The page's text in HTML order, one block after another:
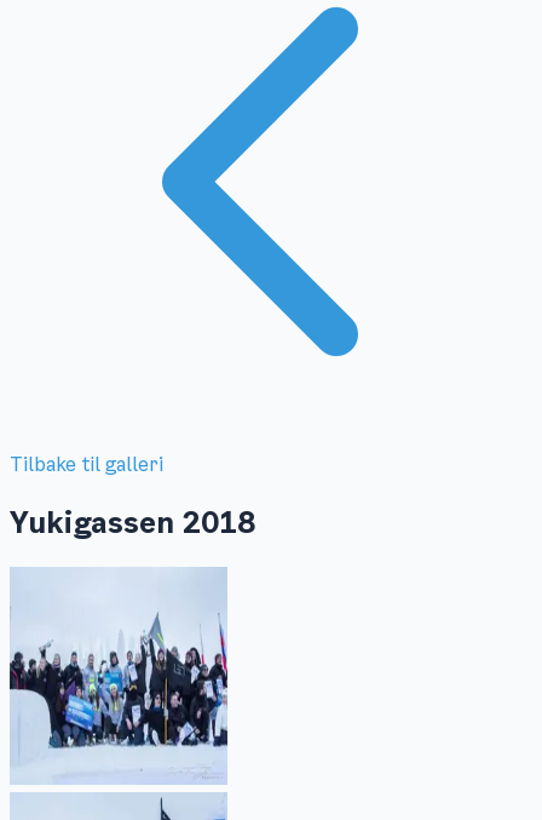
Tilbake til galleri
Yukigassen 2018